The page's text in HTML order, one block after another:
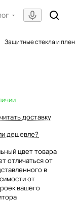
Защитные стекла и
доставку
дешевле?
цвет товара
отличаться от
в
от
вашего